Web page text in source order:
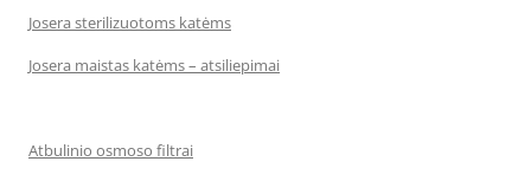
Josera sterilizuotoms katėms
Josera maistas katėms – atsiliepimai
Atbulinio osmoso filtrai